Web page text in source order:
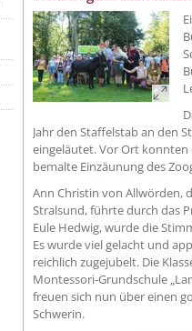
Jahr den Staffelstab an den
eingeläutet. Vor Ort konnten
bemalte Einzäunung des
Ann Christin von Allwörden,
Stralsund, führte durch das
Eule Hedwig, wurde die
Es wurde viel gelacht und
reichlich zugejubelt. Die
Montessori-Grundschule
freuen sich nun über einen
Schwerin.